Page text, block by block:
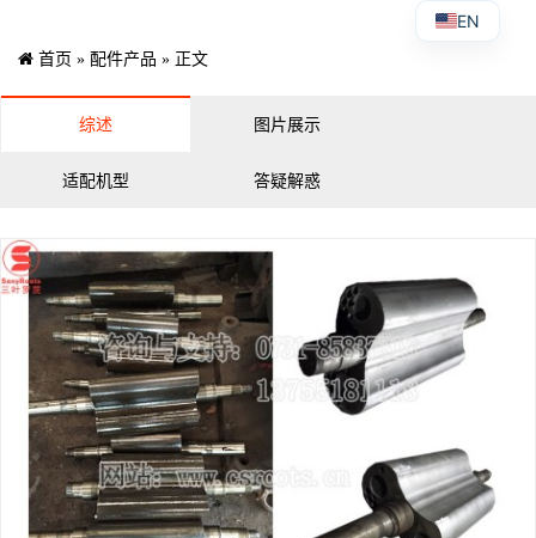
首页 » 配件产品 » 正文
综述 图片展示
适配机型 答疑解惑
EN